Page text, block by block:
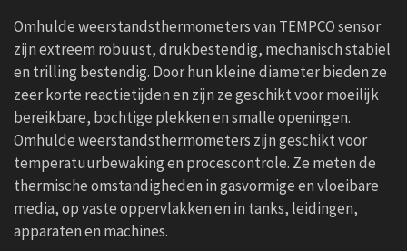
Omhulde weerstandsthermometers van TEMPCO sensor
zijn extreem robuust, drukbestendig, mechanisch stabiel
en trilling bestendig. Door hun kleine diameter bieden ze
zeer korte reactietijden en zijn ze geschikt voor moeilijk
bereikbare, bochtige plekken en smalle openingen.
Omhulde weerstandsthermometers zijn geschikt voor
temperatuurbewaking en procescontrole. Ze meten de
thermische omstandigheden in gasvormige en vloeibare
media, op vaste oppervlakken en in tanks, leidingen,
apparaten en machines.